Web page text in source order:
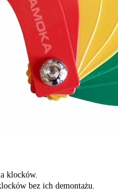
klocków.
bez ich demontażu.